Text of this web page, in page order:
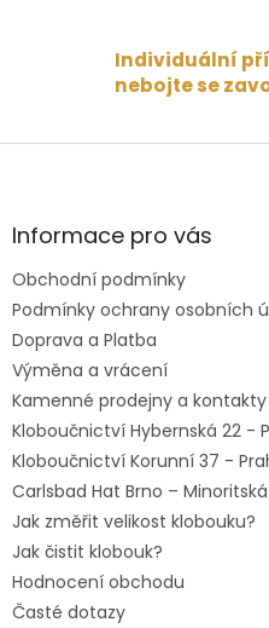
Individuální
nebojte se
Z
aInformace pro vás
Obchodní podmínky
Podmínky ochrany osobních
Doprava a Platba
Výměna a vrácení
Kamenné prodejny a kontakty
Kloboučnictví Hybernská 22 -
Kloboučnictví Korunní 37 -
Carlsbad Hat Brno –
Jak změřit velikost klobouku?
Jak čistit klobouk?
Hodnocení obchodu
Časté dotazy